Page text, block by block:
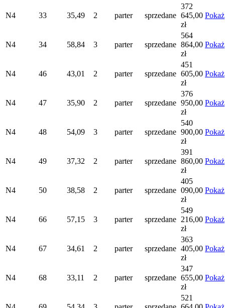
N4 33 35,49 2 parter sprzedane
372
645,00
zł
Pokaż
N4 34 58,84 3 parter sprzedane
564
864,00
zł
Pokaż
N4 46 43,01 2 parter sprzedane
451
605,00
zł
Pokaż
N4 47 35,90 2 parter sprzedane
376
950,00
zł
Pokaż
N4 48 54,09 3 parter sprzedane
540
900,00
zł
Pokaż
N4 49 37,32 2 parter sprzedane
391
860,00
zł
Pokaż
N4 50 38,58 2 parter sprzedane
405
090,00
zł
Pokaż
N4 66 57,15 3 parter sprzedane
549
216,00
zł
Pokaż
N4 67 34,61 2 parter sprzedane
363
405,00
zł
Pokaż
N4 68 33,11 2 parter sprzedane
347
655,00
zł
Pokaż
521